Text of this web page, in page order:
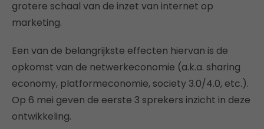
grotere schaal van de inzet van internet op
marketing.
Een van de belangrijkste effecten hiervan is de
opkomst van de netwerkeconomie (a.k.a. sharing
economy, platformeconomie, society 3.0/4.0, etc.).
Op 6 mei geven de eerste 3 sprekers inzicht in deze
ontwikkeling.